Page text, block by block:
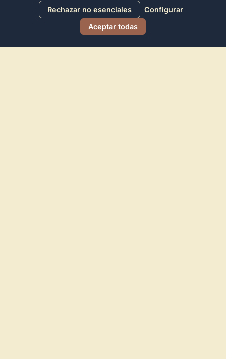
Rechazar no esenciales
Configurar
Aceptar todas